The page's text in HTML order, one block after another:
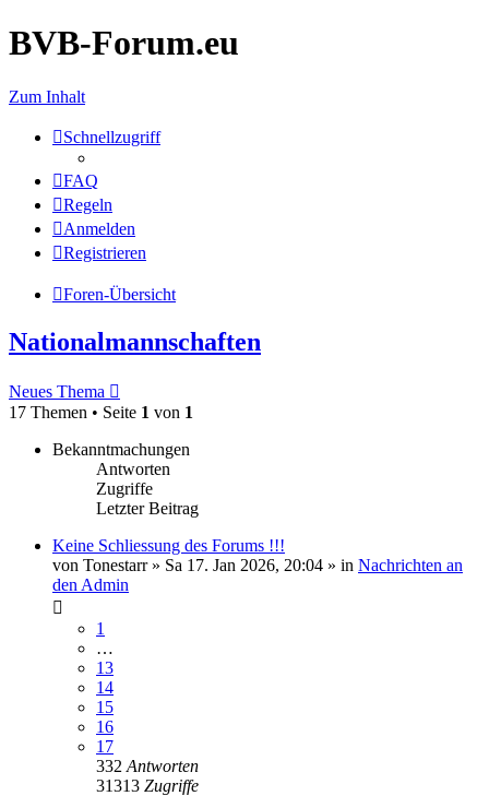
BVB-Forum.eu
Zum Inhalt
Schnellzugriff
FAQ
Regeln
Anmelden
Registrieren
Foren-Übersicht
Nationalmannschaften
Neues Thema
17 Themen • Seite 1 von 1
Bekanntmachungen
Antworten
Zugriffe
Letzter Beitrag
Keine Schliessung des Forums !!!
von Tonestarr» Sa 17. Jan 2026, 20:04 » in Nachrichten an
den Admin
1
…
13
14
15
16
17
332 Antworten
31313 Zugriffe